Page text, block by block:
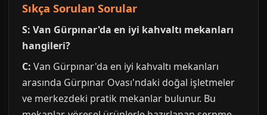
Sıkça Sorulan Sorular
S: Van Gürpınar'da en iyi kahvaltı mekanları
hangileri?
C: Van Gürpınar'da en iyi kahvaltı mekanları
arasında Gürpınar Ovası'ndaki doğal işletmeler
ve merkezdeki pratik mekanlar bulunur. Bu